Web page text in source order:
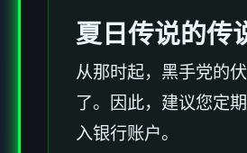
夏日传说的传
从那时起，黑手党的
了。因此，建议您定
入银行账户。